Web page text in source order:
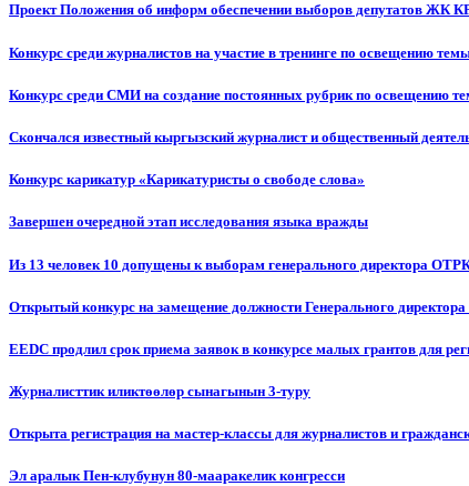
Проект Положения об информ обеспечении выборов депутатов ЖК
Конкурс среди журналистов на участие в тренинге по освещению
Конкурс среди СМИ на создание постоянных рубрик по освещению
Скончался известный кыргызский журналист и общественный
Конкурс карикатур «Карикатуристы о свободе слова»
Завершен очередной этап исследования языка вражды
Из 13 человек 10 допущены к выборам генерального директора
Открытый конкурс на замещение должности Генерального
EEDC продлил срок приема заявок в конкурсе малых грантов для
Журналисттик иликтөөлөр сынагынын 3-туру
Открыта регистрация на мастер-классы для журналистов и
Эл аралык Пен-клубунун 80-мааракелик конгресси